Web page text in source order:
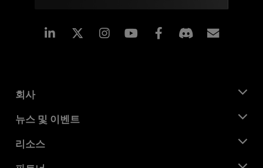
Linkedin Instagram Facebook
회사
AMD 소개
기업의 사회적 책임
채용
뉴스 및 이벤트
뉴스룸
리소스